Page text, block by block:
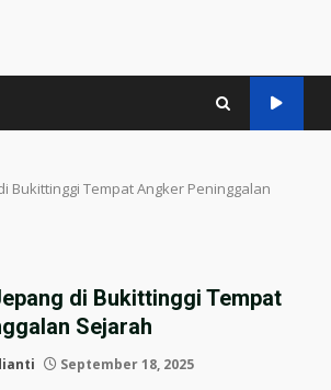
Bukittinggi Tempat Angker Peninggalan
di Bukittinggi Tempat
Sejarah
September 18, 2025